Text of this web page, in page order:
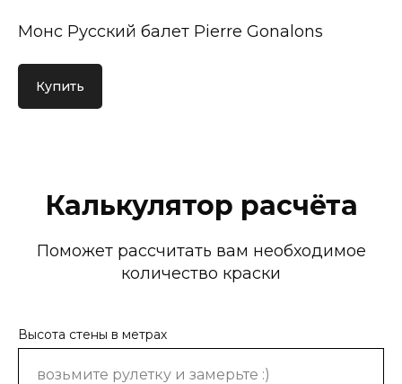
Монс Русский балет Pierre Gonalons
Купить
Калькулятор расчёта
Поможет рассчитать вам необходимое
количество краски
Высота стены в метрах